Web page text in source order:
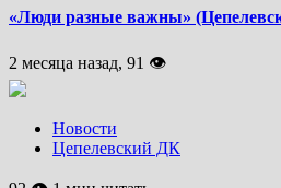
«Люди разные важны»
2 месяца назад, 91 👁
Новости
Цепелевский ДК